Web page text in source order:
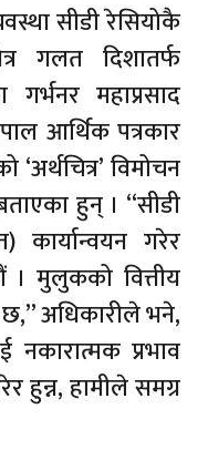
सीडी रेसियोकै
गलत दिशातर्फ
महाप्रसाद
आर्थिक पत्रकार
विमोचन
हुन् । “सीडी
कार्यान्वयन गरेर
। मुलुकको वित्तीय
अधिकारीले भने,
प्रभाव
हुन्न, हामीले समग्र